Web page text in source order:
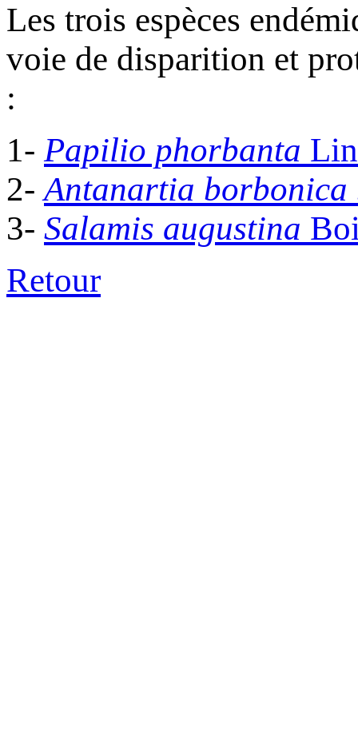
Les trois espèces
voie de disparition et
:
1- Papilio phorbanta
2-Antanartia borbonica
3- Salamis augustina
Retour